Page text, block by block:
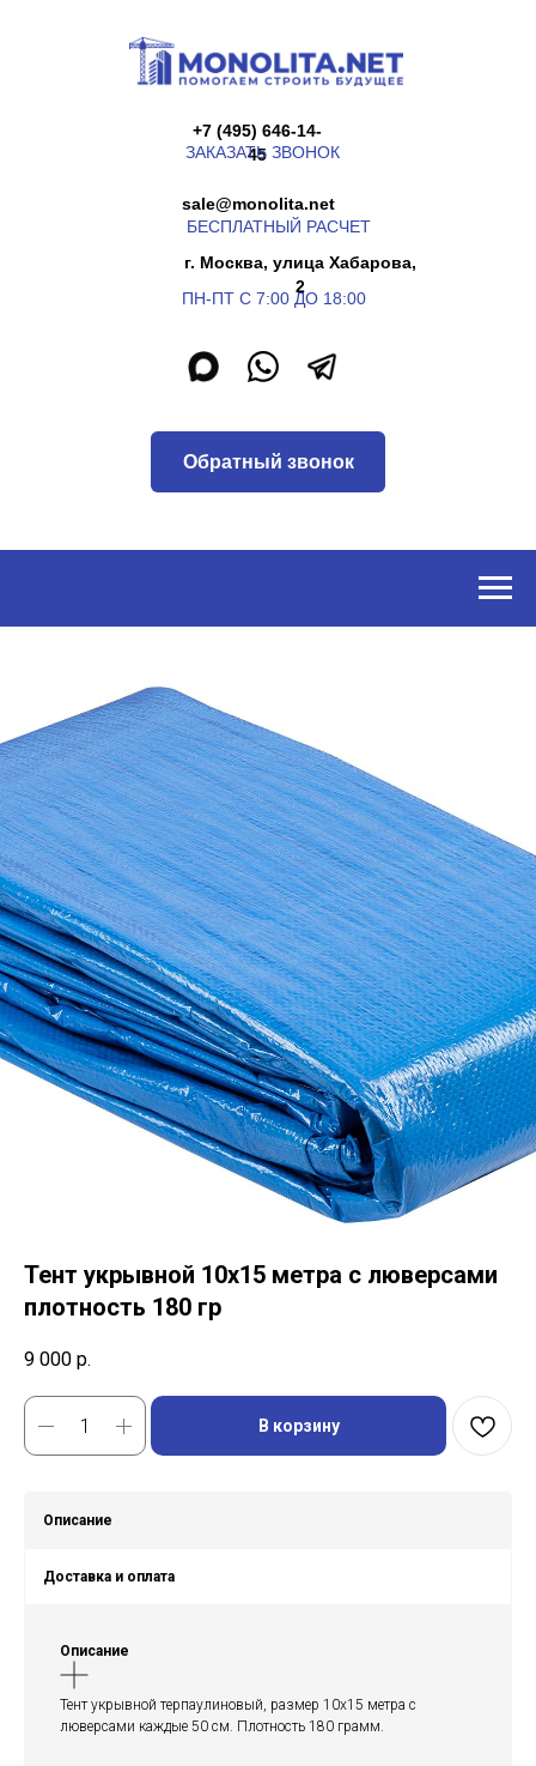
г. Москва, улица Хабарова,
ПН-ПТ С 7:00 ДО 18:00
45
ЗАКАЗАТЬ ЗВОНОК
БЕСПЛАТНЫЙ РАСЧЕТ
Тент укрывной 10х15 метра с люверсами
плотность 180 гр
9 000 р.
В корзину
Описание
Доставка и оплата
Описание
Тент укрывной терпаулиновый, размер 10х15 метра с
люверсами каждые 50 см. Плотность 180 грамм.